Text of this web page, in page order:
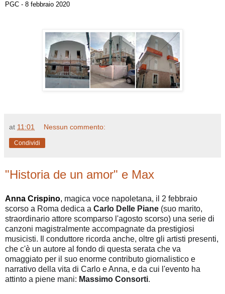
PGC - 8 febbraio 2020
at 11:01 Nessun commento:
Condividi
"Historia de un amor" e Max
Anna Crispino, magica voce napoletana, il 2 febbraio
scorso a Roma dedica a Carlo Delle Piane (suo marito,
straordinario attore scomparso l'agosto scorso) una serie di
canzoni magistralmente accompagnate da prestigiosi
musicisti. Il conduttore ricorda anche, oltre gli artisti presenti,
che c'è un autore al fondo di questa serata che va
omaggiato per il suo enorme contributo giornalistico e
narrativo della vita di Carlo e Anna, e da cui l'evento ha
attinto a piene mani: Massimo Consorti.